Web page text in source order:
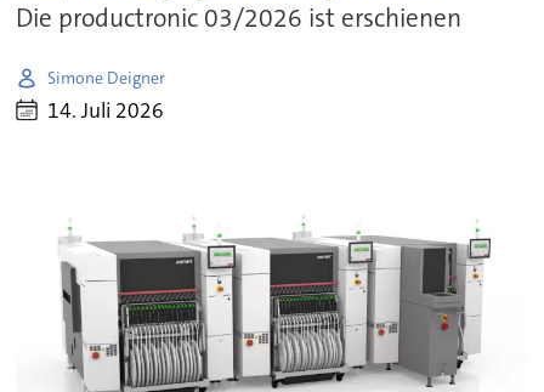
Die productronic 03/2026 ist erschienen
Simone Deigner
14. Juli 2026